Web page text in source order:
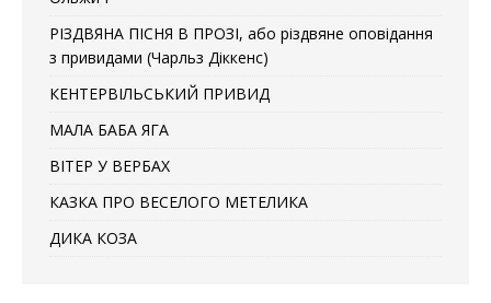
РІЗДВЯНА ПІСНЯ В ПРОЗІ, або різдвяне оповідання
з привидами (Чарльз Діккенс)
КЕНТЕРВІЛЬСЬКИЙ ПРИВИД
МАЛА БАБА ЯГА
ВІТЕР У ВЕРБАХ
КАЗКА ПРО ВЕСЕЛОГО МЕТЕЛИКА
ДИКА КОЗА